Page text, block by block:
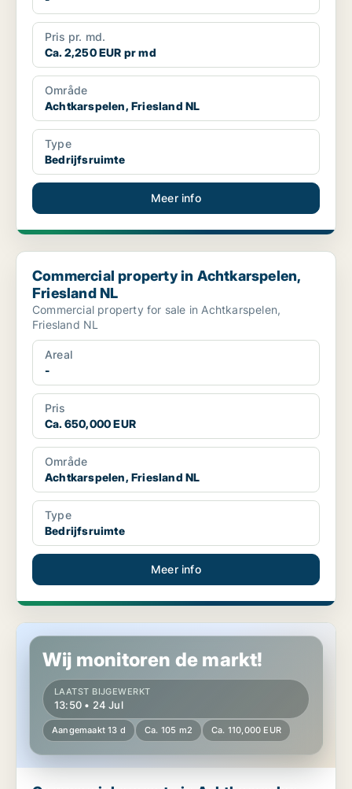
Pris pr. md.
Ca. 2,250 EUR pr md
Område
Achtkarspelen, Friesland NL
Type
Bedrijfsruimte
Meer info
Commercial property in Achtkarspelen, Friesland NL
Commercial property in Achtkarspelen,
Friesland NL
Commercial property for sale in Achtkarspelen,
Friesland NL
Areal
-
Pris
Ca. 650,000 EUR
Område
Achtkarspelen, Friesland NL
Type
Bedrijfsruimte
Meer info
Commercial property in Achtkarspelen, Friesland NL
Wij monitoren de markt!
LAATST BIJGEWERKT
13:50 • 24 Jul
Aangemaakt 13 d Ca. 105 m2 Ca. 110,000 EUR